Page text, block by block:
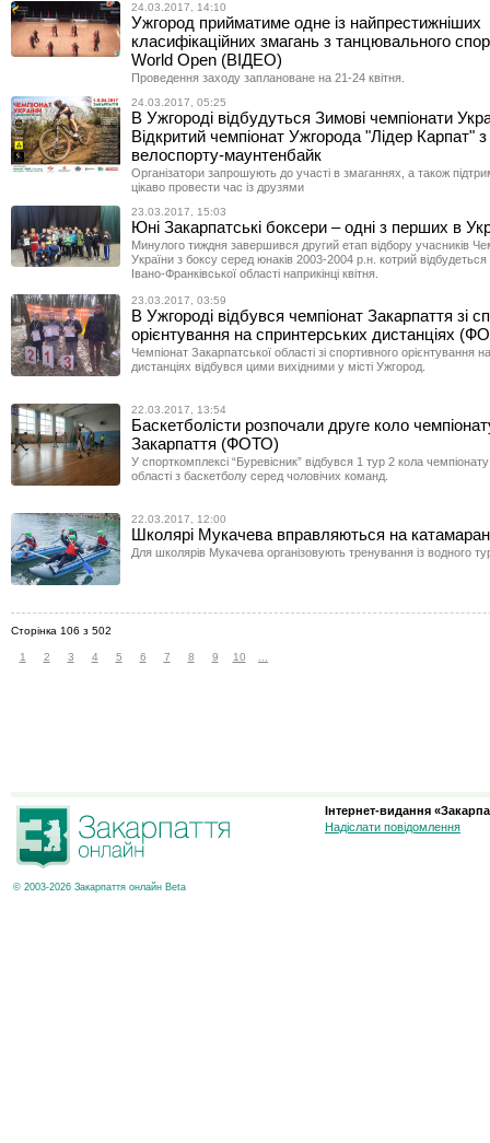
24.03.2017, 14:10
Ужгород прийматиме одне із найпрестижніших
класифікаційних змагань з танцювального
World Open (ВІДЕО)
Проведення заходу заплановане на 21-24 квітня.
24.03.2017, 05:25
В Ужгороді відбудуться Зимові чемпіонати
Відкритий чемпіонат Ужгорода "Лідер Карпат" з
велоспорту-маунтенбайк
Організатори запрошують до участі в змаганнях, а також
цікаво провести час із друзями
23.03.2017, 15:03
Юні Закарпатські боксери – одні з перших в
Минулого тиждня завершився другий етап відбору учасників
України з боксу серед юнаків 2003-2004 р.н. котрий
Івано-Франківської області наприкінці квітня.
23.03.2017, 03:59
В Ужгороді відбувся чемпіонат Закарпаття зі
орієнтування на спринтерських дистанціях
Чемпіонат Закарпатської області зі спортивного орієнтування
дистанціях відбувся цими вихідними у місті Ужгород.
22.03.2017, 13:54
Баскетболісти розпочали друге коло
Закарпаття (ФОТО)
У спорткомплексі “Буревісник” відбувся 1 тур 2 кола
області з баскетболу серед чоловічих команд.
22.03.2017, 12:00
Школярі Мукачева вправляються на
Для школярів Мукачева організовують тренування із водного
Сторінка 106 з 502
1 2 3 4 5 6 7 8 9 10
© 2003-2026 Закарпаття онлайн Beta
Інтернет-видання
Надіслати повідомлення